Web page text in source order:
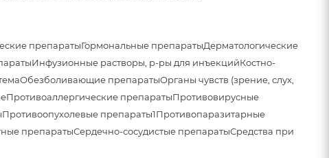
препаратыГормональные препаратыДерматологические
Инфузионные растворы, р-ры для инъекцийКостно-
Обезболивающие препаратыОрганы чувств (зрение, слух,
Противоаллергические препаратыПротивовирусные
Противоопухолевые препараты1Противопаразитарные
препаратыСердечно-сосудистые препаратыСредства при